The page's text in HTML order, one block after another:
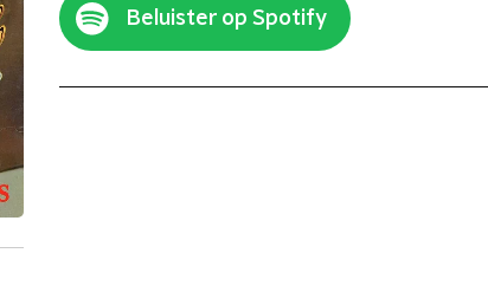
Beluister op Spotify